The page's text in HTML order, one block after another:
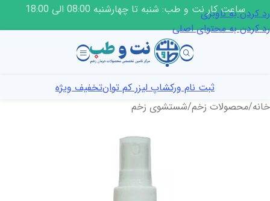
رد کردن به ناوبری
رد کردن به محتوای اصلی
ساعت کار نت و طب: شنبه تا چهارشنبه 08:00 الی 18:00
ثبت نام ورکشاپ لیزر کم توانتخفیف ویژه
خانه/محصولات زخم/شستشوی زخم